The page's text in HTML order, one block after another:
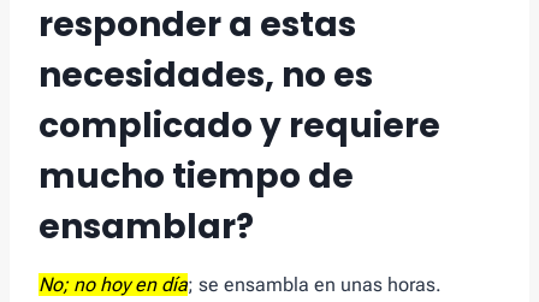
responder a estas
necesidades, no es
complicado y requiere
mucho tiempo de
ensamblar?
No; no hoy en día; se ensambla en unas horas.